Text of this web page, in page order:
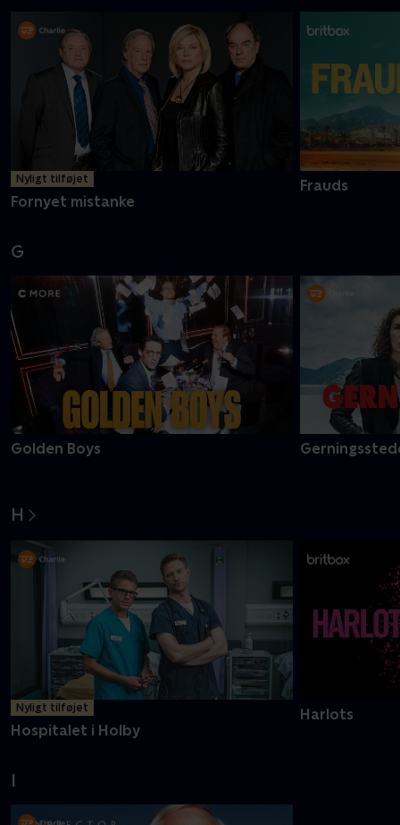
Nyligt tilføjet
Fornyet mistanke
Frauds
G
Golden Boys
H
Nyligt tilføjet
Hospitalet i Holby
Harlots
I